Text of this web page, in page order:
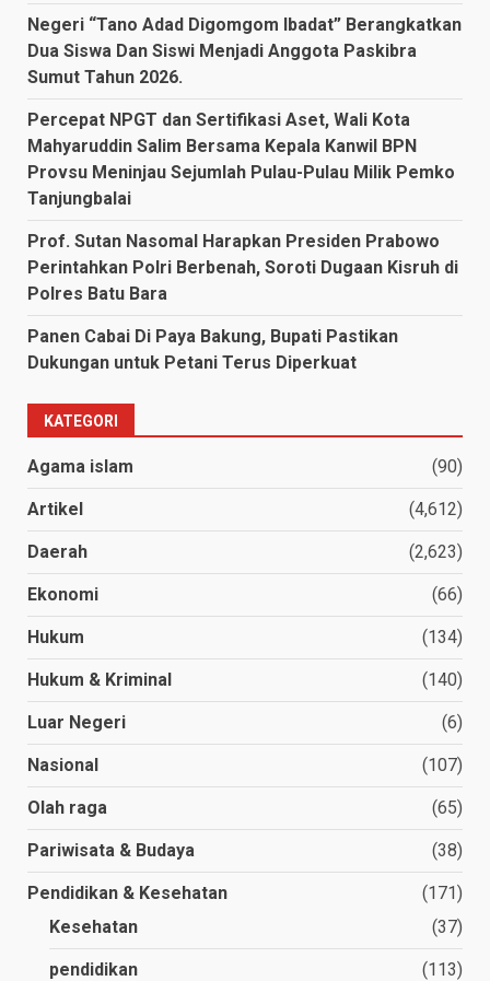
Negeri “Tano Adad Digomgom Ibadat” Berangkatkan
Dua Siswa Dan Siswi Menjadi Anggota Paskibra
Sumut Tahun 2026.
Percepat NPGT dan Sertifikasi Aset, Wali Kota
Mahyaruddin Salim Bersama Kepala Kanwil BPN
Provsu Meninjau Sejumlah Pulau-Pulau Milik Pemko
Tanjungbalai
Prof. Sutan Nasomal Harapkan Presiden Prabowo
Perintahkan Polri Berbenah, Soroti Dugaan Kisruh di
Polres Batu Bara
Panen Cabai Di Paya Bakung, Bupati Pastikan
Dukungan untuk Petani Terus Diperkuat
KATEGORI
Agama islam (90)
Artikel (4,612)
Daerah (2,623)
Ekonomi (66)
Hukum (134)
Hukum & Kriminal (140)
Luar Negeri (6)
Nasional (107)
Olah raga (65)
Pariwisata & Budaya (38)
Pendidikan & Kesehatan
(171)
Kesehatan
(37)
pendidikan (113)